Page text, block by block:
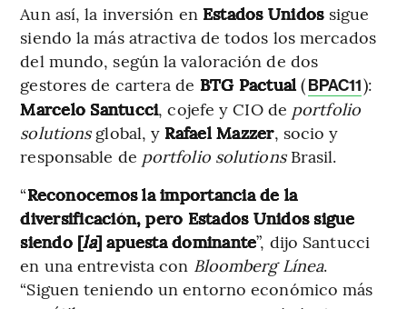
Aun así, la inversión en Estados Unidos sigue
siendo la más atractiva de todos los mercados
del mundo, según la valoración de dos
gestores de cartera de BTG Pactual (BPAC11):
Marcelo Santucci, cojefe y CIO de portfolio
solutions global, y Rafael Mazzer, socio y
responsable de portfolio solutions Brasil.
“Reconocemos la importancia de la
diversificación, pero Estados Unidos sigue
siendo [la] apuesta dominante”, dijo Santucci
en una entrevista con Bloomberg Línea.
“Siguen teniendo un entorno económico más